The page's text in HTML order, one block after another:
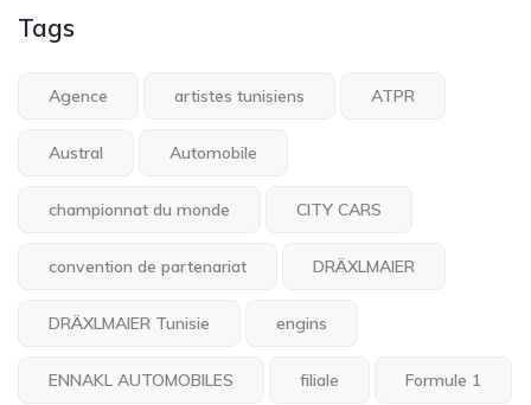
Tags
Agence artistes tunisiens ATPR
Austral Automobile
championnat du monde CITY CARS
convention de partenariat DRÄXLMAIER
DRÄXLMAIER Tunisie engins
ENNAKL AUTOMOBILES filiale Formule 1